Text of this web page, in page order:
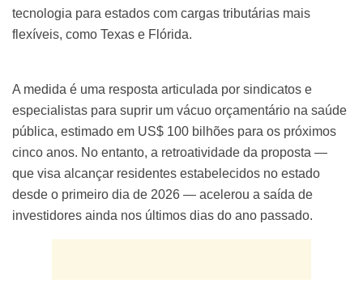
tecnologia para estados com cargas tributárias mais
flexíveis, como Texas e Flórida.
A medida é uma resposta articulada por sindicatos e
especialistas para suprir um vácuo orçamentário na saúde
pública, estimado em US$ 100 bilhões para os próximos
cinco anos. No entanto, a retroatividade da proposta —
que visa alcançar residentes estabelecidos no estado
desde o primeiro dia de 2026 — acelerou a saída de
investidores ainda nos últimos dias do ano passado.